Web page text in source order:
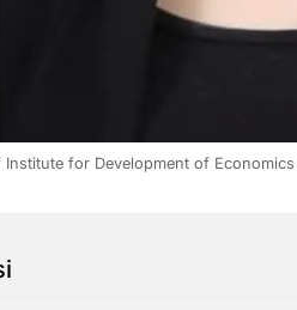
Institute for Development of